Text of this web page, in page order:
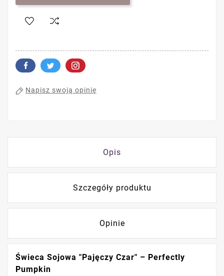
Napisz swoją opinię
Opis
Szczegóły produktu
Opinie
Świeca Sojowa "Pajęczy Czar" – Perfectly
Pumpkin